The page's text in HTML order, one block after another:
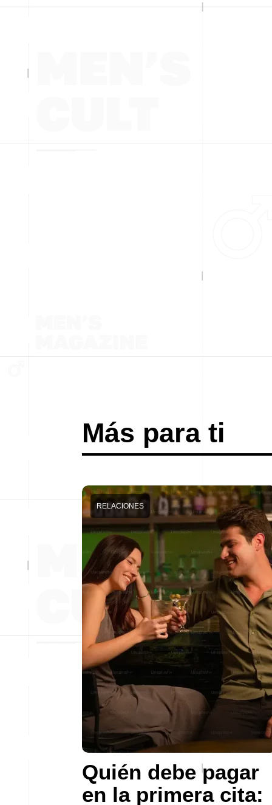
Más para ti
Quién debe pagar
en la primera cita:
RELACIONES